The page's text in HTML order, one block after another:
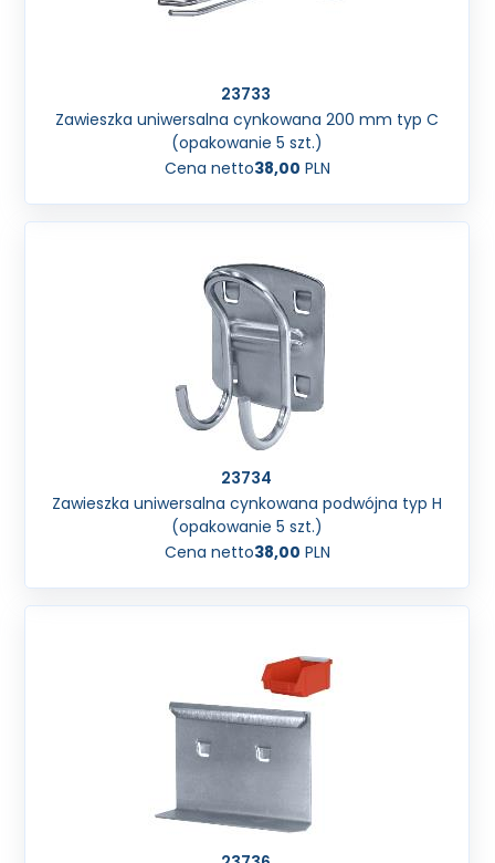
23733
Zawieszka uniwersalna cynkowana 200 mm typ C
(opakowanie 5 szt.)
Cena netto38,00 PLN
23734
Zawieszka uniwersalna cynkowana podwójna typ H
(opakowanie 5 szt.)
Cena netto38,00 PLN